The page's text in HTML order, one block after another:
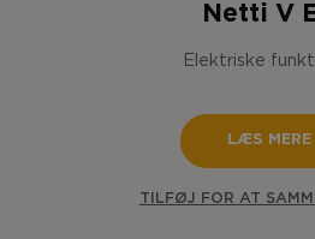
Netti V
Elektriske
LÆS MERE
TILFØJ FOR AT